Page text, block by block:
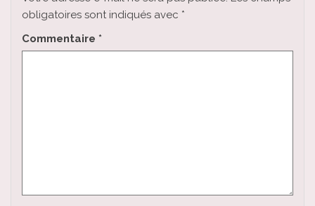
obligatoires sont indiqués avec *
Commentaire *